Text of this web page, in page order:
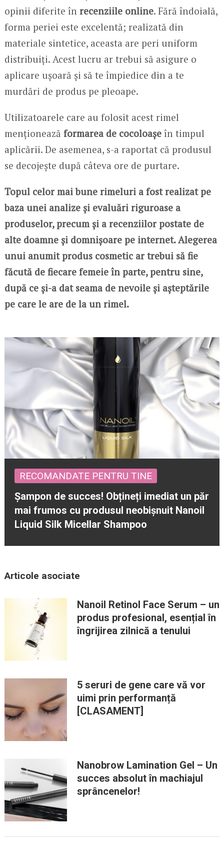
opinii diferite în recenziile online. Fără îndoială,
forma periei este excelentă; realizată din
materiale sintetice, aceasta are peri uniform
distribuiți. Acest lucru ar trebui să asigure o
aplicare ușoară și să te împiedice din a te
murdări de produs pe pleoape.
Utilizatoarele care au folosit acest rimel
menționează formarea de cocoloașeîn timpul
aplicării. De asemenea, s-a raportat că produsul
se decojește după câteva ore de purtare.
Topul celor mai bune rimeluri a fost realizat pe
baza unei analize și evaluări riguroase a
produselor, precum și a recenziilor postate de
alte doamne și domnișoare pe internet. Alegerea
unui anumit produs cosmetic ar trebui să fie
făcută de fiecare femeie în parte, pentru sine,
după ce și-a dat seama de nevoile și așteptările
pe care le are de la un rimel.
RECOMANDATE PENTRU TINE
Șampon de succes! Obțineți imediat un păr
mai frumos cu produsul neobișnuit Nanoil
Liquid Silk Micellar Shampoo
Articole asociate
Nanoil Retinol Face Serum – un
produs profesional, esențial în
îngrijirea zilnică a tenului
5 seruri de gene care vă vor
uimi prin performanță
[CLASAMENT]
Nanobrow Lamination Gel – Un
succes absolut în machiajul
sprâncenelor!